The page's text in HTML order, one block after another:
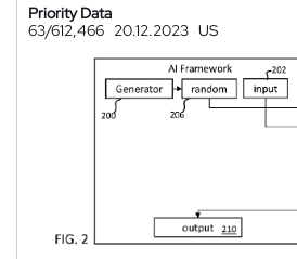
Priority Data
63/612,466 20.12.2023 US